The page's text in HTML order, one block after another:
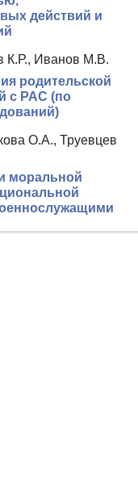
действий и
К.Р., Иванов М.В.
родительской
с РАС (по
О.А., Труевцев
моральной